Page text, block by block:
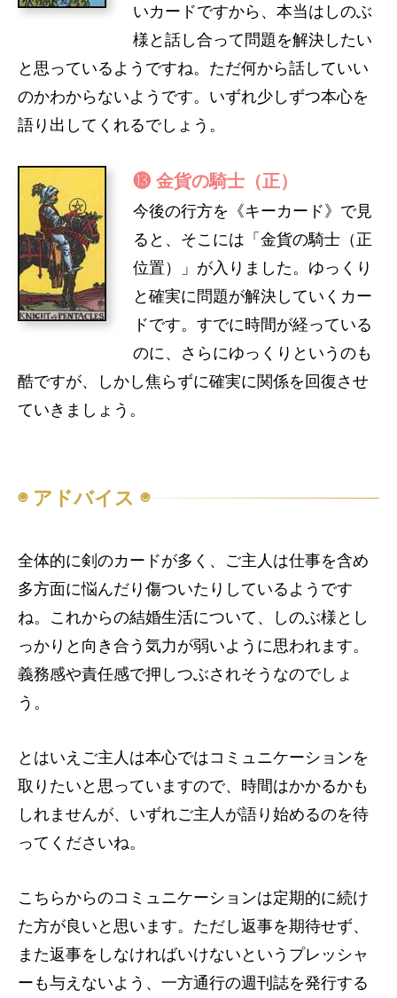
いカードですから、本当はしのぶ
様と話し合って問題を解決したい
と思っているようですね。ただ何から話していい
のかわからないようです。いずれ少しずつ本心を
語り出してくれるでしょう。
⓭ 金貨の騎士（正）
今後の行方を《キーカード》で見
ると、そこには「金貨の騎士（正
位置）」が入りました。ゆっくり
と確実に問題が解決していくカー
ドです。すでに時間が経っている
のに、さらにゆっくりというのも
酷ですが、しかし焦らずに確実に関係を回復させ
ていきましょう。
◉ アドバイス ◉
全体的に剣のカードが多く、ご主人は仕事を含め
多方面に悩んだり傷ついたりしているようです
ね。これからの結婚生活について、しのぶ様とし
っかりと向き合う気力が弱いように思われます。
義務感や責任感で押しつぶされそうなのでしょ
う。
とはいえご主人は本心ではコミュニケーションを
取りたいと思っていますので、時間はかかるかも
しれませんが、いずれご主人が語り始めるのを待
ってくださいね。
こちらからのコミュニケーションは定期的に続け
た方が良いと思います。ただし返事を期待せず、
また返事をしなければいけないというプレッシャ
ーも与えないよう、一方通行の週刊誌を発行する